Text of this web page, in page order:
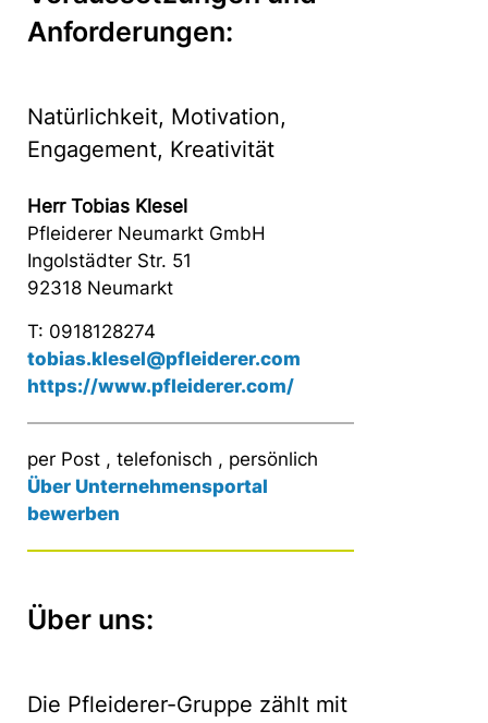
Anforderungen:
Natürlichkeit, Motivation,
Engagement, Kreativität
Herr Tobias Klesel
Pfleiderer Neumarkt GmbH
Ingolstädter Str. 51
92318 Neumarkt
T: 0918128274
tobias.klesel@pfleiderer.com
https://www.pfleiderer.com/
per Post , telefonisch , persönlich
Über Unternehmensportal
bewerben
Über uns:
Die Pfleiderer-Gruppe zählt mit